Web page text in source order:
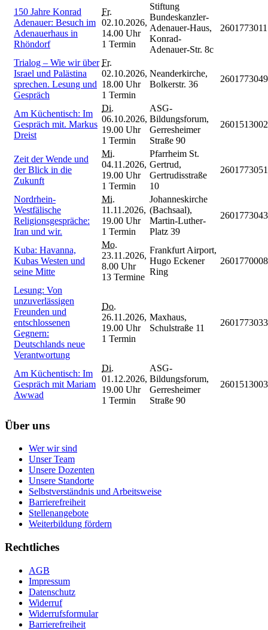
150 Jahre Konrad
Adenauer: Besuch im
Adenauerhaus in
Rhöndorf
Fr.
02.10.2026,
14.00 Uhr
1 Termin
Stiftung
Bundeskanzler-
Adenauer-Haus,
Konrad-
Adenauer-Str. 8c
2601773011
Trialog – Wie wir über
Israel und Palästina
sprechen. Lesung und
Gespräch
Fr.
02.10.2026,
18.00 Uhr
1 Termin
Neanderkirche,
Bolkerstr. 36
2601773049
Am Küchentisch: Im
Gespräch mit. Markus
Dreist
Di.
06.10.2026,
19.00 Uhr
1 Termin
ASG-
Bildungsforum,
Gerresheimer
Straße 90
2601513002
Zeit der Wende und
der Blick in die
Zukunft
Mi.
04.11.2026,
19.00 Uhr
1 Termin
Pfarrheim St.
Gertrud,
Gertrudisstraße
10
2601773051
Nordrhein-
Westfälische
Religionsgespräche:
Iran und wir.
Mi.
11.11.2026,
19.00 Uhr
1 Termin
Johanneskirche
(Bachsaal),
Martin-Luther-
Platz 39
2601773043
Kuba: Havanna,
Kubas Westen und
seine Mitte
Mo.
23.11.2026,
8.00 Uhr
13 Termine
Frankfurt Airport,
Hugo Eckener
Ring
2601770008
Lesung: Von
unzuverlässigen
Freunden und
entschlossenen
Gegnern:
Deutschlands neue
Verantwortung
Do.
26.11.2026,
19.00 Uhr
1 Termin
Maxhaus,
Schulstraße 11
2601773033
Am Küchentisch: Im
Gespräch mit Mariam
Awwad
Di.
01.12.2026,
19.00 Uhr
1 Termin
ASG-
Bildungsforum,
Gerresheimer
Straße 90
2601513003
Über uns
Wer wir sind
Unser Team
Unsere Dozenten
Unsere Standorte
Selbstverständnis und Arbeitsweise
Barrierefreiheit
Stellenangebote
Weiterbildung fördern
Rechtliches
AGB
Impressum
Datenschutz
Widerruf
Widerrufsformular
Barrierefreiheit